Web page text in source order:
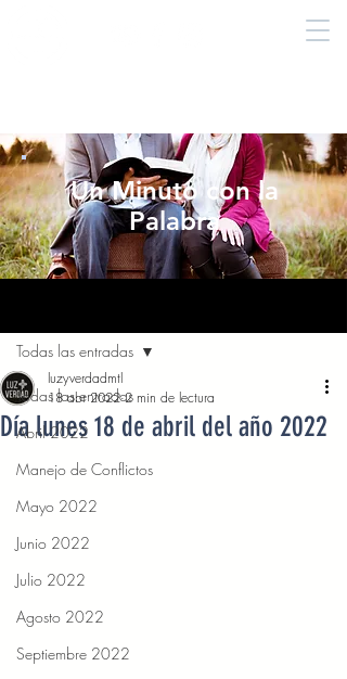
Un Minuto con la
Palabra
Todas las entradas
Abril 2022
Manejo de Conflictos
Mayo 2022
Junio 2022
Julio 2022
Agosto 2022
Septiembre 2022
Todas las entradas
Día lunes 18 de abril del año 2022
luzyverdadmtl
18 abr 2022 2 min de lectura